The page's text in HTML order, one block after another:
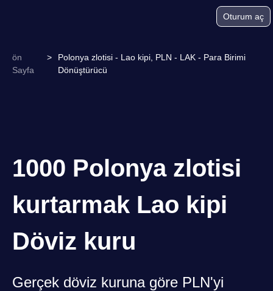
Oturum aç
ön
Sayfa
>
Polonya zlotisi - Lao kipi, PLN - LAK - Para Birimi
Dönüştürücü
1000 Polonya zlotisi
kurtarmak Lao kipi
Döviz kuru
Gerçek döviz kuruna göre PLN'yi